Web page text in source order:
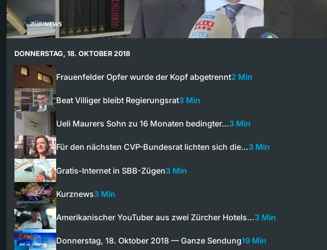
DONNERSTAG, 18. OKTOBER 2018
Frauenfelder Opfer wurde der Kopf abgetrennt2 Min
Beat Villiger bleibt Regierungsrat3 Min
Ueli Maurers Sohn zu 16 Monaten bedingter…3 Min
Für den nächsten CVP-Bundesrat lichten sich die…3 Min
Gratis-Internet in SBB-Zügen3 Min
Kurznews3 Min
Amerikanischer YouTuber aus zwei Zürcher Hotels…3 Min
Donnerstag, 18. Oktober 2018 — Ganze Sendung19 Min